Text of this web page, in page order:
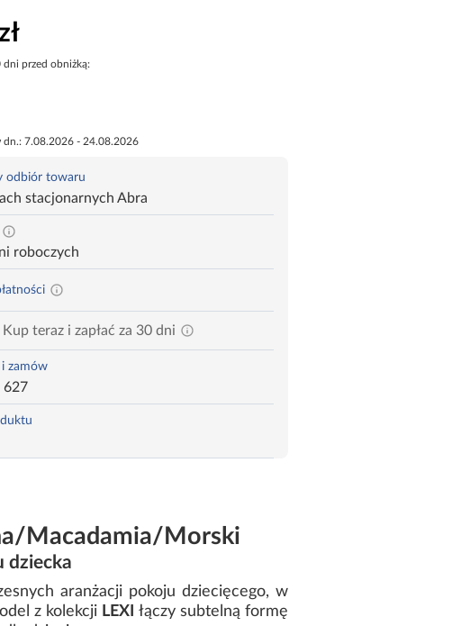
dni przed obniżką:
dn.: 7.08.2026 - 24.08.2026
odbiór towaru
stacjonarnych Abra
roboczych
Kup teraz i zapłać za 30 dni
zamów
627
Macadamia/Morski
dziecka
aranżacji pokoju dziecięcego, w
z kolekcji LEXI łączy subtelną formę